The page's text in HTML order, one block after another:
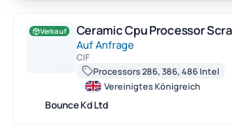
Ceramic Cpu Processor Scrap Gold Pin
Verkauf Ceramic Cpu Processor
Auf Anfrage
CIF
Processors 286, 386, 486 Intel
Vereinigtes Königreich
Bounce Kd Ltd